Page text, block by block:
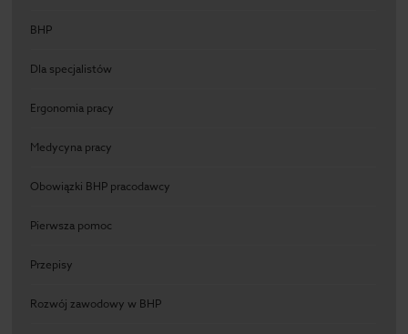
BHP
Dla specjalistów
Ergonomia pracy
Medycyna pracy
Obowiązki BHP pracodawcy
Pierwsza pomoc
Przepisy
Rozwój zawodowy w BHP